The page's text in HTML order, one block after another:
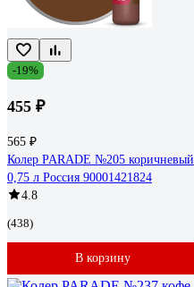
-19%
455 ₽
565 ₽
Колер PARADE №205 коричневый
0,75 л Россия 90001421824
4.8
(438)
В корзину